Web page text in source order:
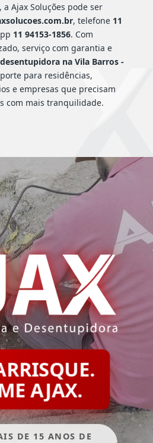
, a Ajax Soluções pode ser
, telefone 11
11 94153-1856. Com
serviço com garantia e
desentupidora na Vila Barros -
para residências,
e empresas que precisam
com mais tranquilidade.
AJAX.
DE 15 ANOS DE